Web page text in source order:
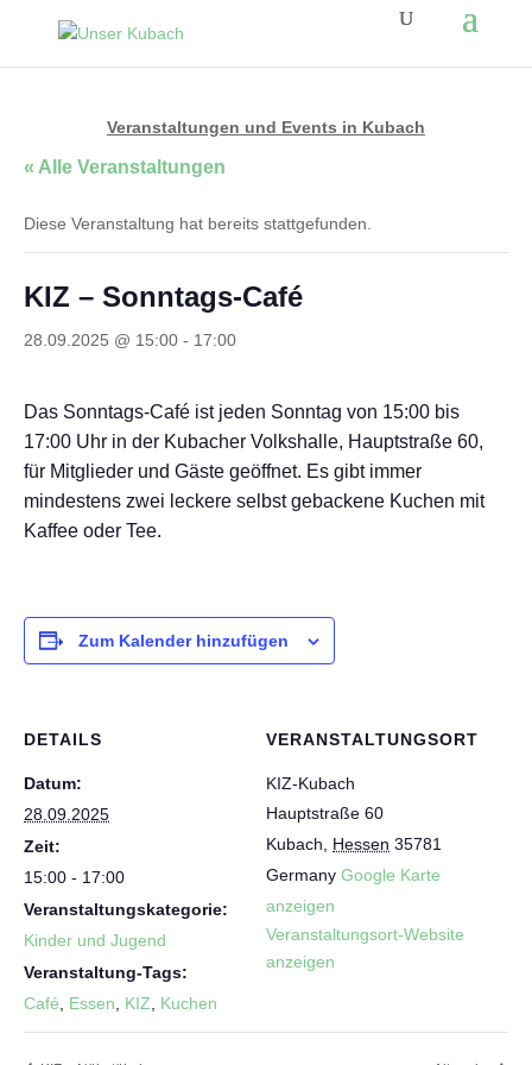
Veranstaltungen und Events in Kubach
« Alle Veranstaltungen
Diese Veranstaltung hat bereits stattgefunden.
KIZ – Sonntags-Café
28.09.2025 @ 15:00 - 17:00
Das Sonntags-Café ist jeden Sonntag von 15:00 bis
17:00 Uhr in der Kubacher Volkshalle, Hauptstraße 60,
für Mitglieder und Gäste geöffnet. Es gibt immer
mindestens zwei leckere selbst gebackene Kuchen mit
Kaffee oder Tee.
Zum Kalender hinzufügen
DETAILS
Datum:
28.09.2025
Zeit:
15:00 - 17:00
Veranstaltungskategorie:
Kinder und Jugend
Veranstaltung-Tags:
Café
Essen KIZ Kuchen
VERANSTALTUNGSORT
KIZ-Kubach
Hauptstraße 60
Kubach
Hessen 35781
Germany Google Karte
anzeigen
Veranstaltungsort-Website
anzeigen